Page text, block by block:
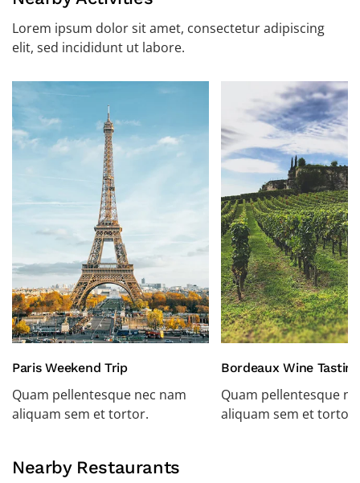
Lorem ipsum dolor sit amet, consectetur adipiscing
elit, sed incididunt ut labore.
Paris Weekend Trip
Quam pellentesque nec nam
aliquam sem et tortor.
Bordeaux Wine Tasting
Quam pellentesque
aliquam sem et tortor.
Nearby Restaurants